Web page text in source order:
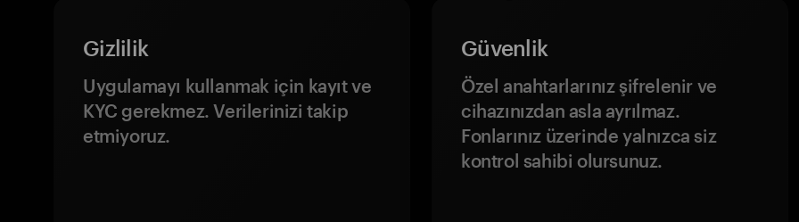
Gizlilik
Uygulamayı kullanmak için kayıt ve
KYC gerekmez. Verilerinizi takip
etmiyoruz.
Güvenlik
Özel anahtarlarınız şifrelenir ve
cihazınızdan asla ayrılmaz.
Fonlarınız üzerinde yalnızca siz
kontrol sahibi olursunuz.